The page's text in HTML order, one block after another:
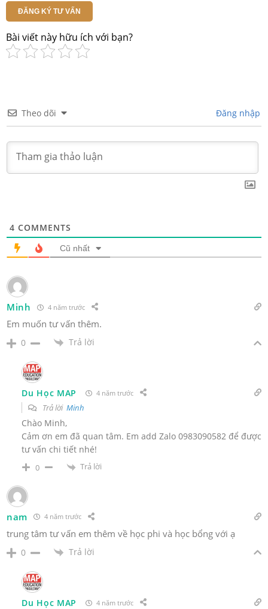
ĐĂNG KÝ TƯ VẤN
Bài viết này hữu ích với bạn?
Theo dõi Đăng nhập
4 COMMENTS
Cũ nhất
Minh 4 năm trước
Em muốn tư vấn thêm.
0 Trả lời
Du Học MAP 4 năm trước
Trả lời Minh
Chào Minh,
Cảm ơn em đã quan tâm. Em add Zalo 0983090582 để được
tư vấn chi tiết nhé!
0 Trả lời
nam 4 năm trước
trung tâm tư vấn em thêm về học phi và học bổng với ạ
0 Trả lời
Du Học MAP 4 năm trước